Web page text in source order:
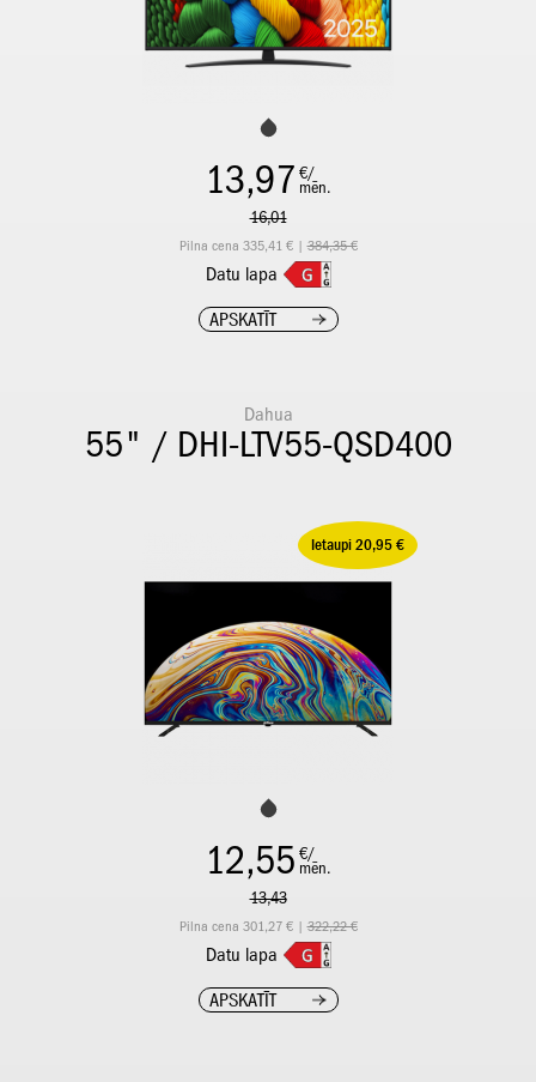
13,97 €/
mēn.
16,01
Pilna cena 335,41 € |384,35 €
Datu lapa
APSKATĪT
Dahua
55" / DHI-LTV55-QSD400
Ietaupi 20,95 €
12,55 €/
mēn.
13,43
Pilna cena 301,27 € |322,22 €
Datu lapa
APSKATĪT